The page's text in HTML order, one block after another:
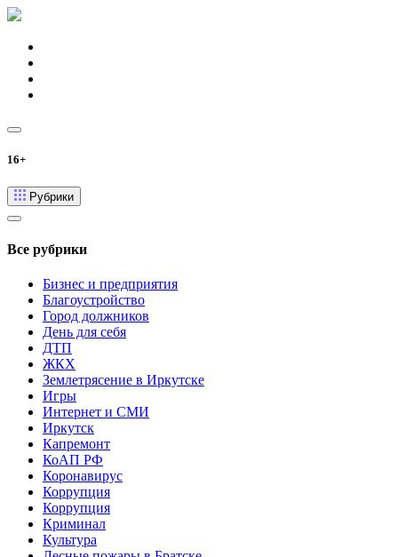
16+
Рубрики
Все рубрики
Бизнес и предприятия
Благоустройство
Город должников
День для себя
ДТП
ЖКХ
Землетрясение в Иркутске
Игры
Интернет и СМИ
Иркутск
Капремонт
КоАП РФ
Коронавирус
Коррупция
Коррупция
Криминал
Культура